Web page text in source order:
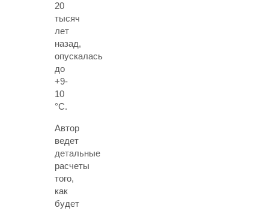
20
тысяч
лет
назад,
опускалась
до
+9-
10
°C.
Автор
ведет
детальные
расчеты
того,
как
будет